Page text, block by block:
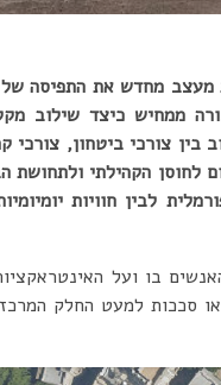
מעצב מחדש את התפיסה
ממחיש כיצד שילוב
צורכי ביטחון, צורכי
הקהילתי ולתחושת
לבין חוויות
בו ועל
סככות למעט החלק